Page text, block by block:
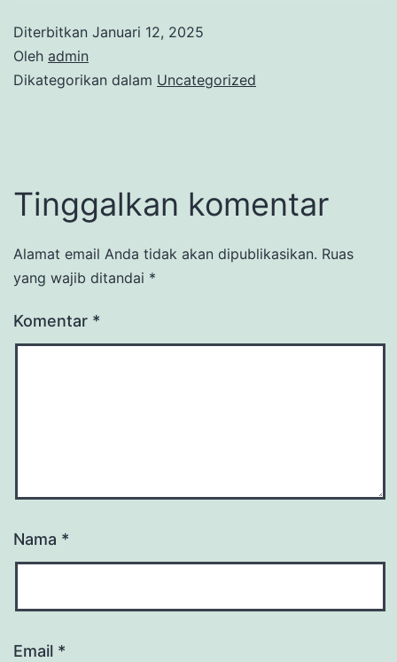
Diterbitkan Januari 12, 2025
Oleh admin
Dikategorikan dalam Uncategorized
Tinggalkan komentar
Alamat email Anda tidak akan dipublikasikan. Ruas
yang wajib ditandai *
Komentar *
Nama *
Email *